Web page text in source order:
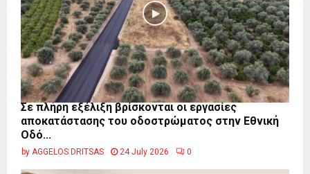
Σε πλήρη εξέλιξη βρίσκονται οι εργασίες
αποκατάστασης του οδοστρώματος στην Εθνική
Οδό...
by AGGELOS DRITSAS 24 July 2026 0